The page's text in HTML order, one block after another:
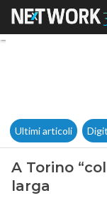
Ultimi articoli
A Torino
larga